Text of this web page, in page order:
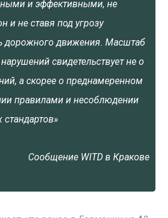
и эффективными, не
и не ставя под угрозу
дорожного движения. Масштаб
свидетельствует не о
а скорее о преднамеренном
правилами и несоблюдении
Сообщение WITD в Кракове